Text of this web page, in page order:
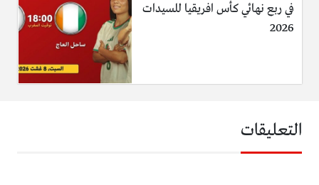
في ربع نهائي كأس افريقيا للسيدات
2026
التعليقات